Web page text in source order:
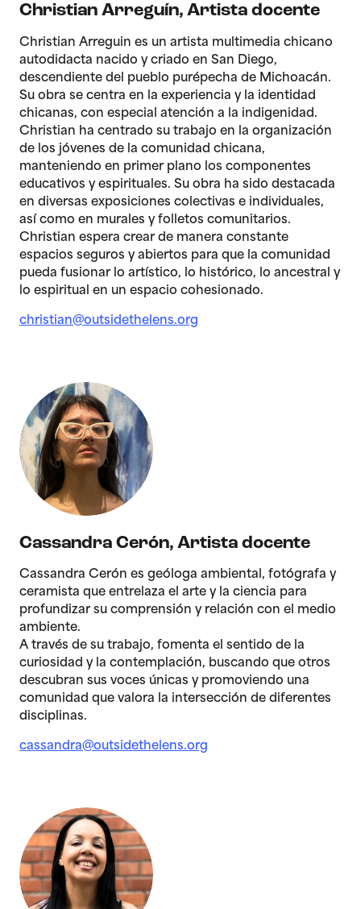
Christian Arreguín, Artista docente
Christian Arreguin es un artista multimedia chicano
autodidacta nacido y criado en San Diego,
descendiente del pueblo purépecha de Michoacán.
Su obra se centra en la experiencia y la identidad
chicanas, con especial atención a la indigenidad.
Christian ha centrado su trabajo en la organización
de los jóvenes de la comunidad chicana,
manteniendo en primer plano los componentes
educativos y espirituales. Su obra ha sido destacada
en diversas exposiciones colectivas e individuales,
así como en murales y folletos comunitarios.
Christian espera crear de manera constante
espacios seguros y abiertos para que la comunidad
pueda fusionar lo artístico, lo histórico, lo ancestral y
lo espiritual en un espacio cohesionado.
christian@outsidethelens.org
Cassandra Cerón, Artista docente
Cassandra Cerón es geóloga ambiental, fotógrafa y
ceramista que entrelaza el arte y la ciencia para
profundizar su comprensión y relación con el medio
ambiente.
A través de su trabajo, fomenta el sentido de la
curiosidad y la contemplación, buscando que otros
descubran sus voces únicas y promoviendo una
comunidad que valora la intersección de diferentes
disciplinas.
cassandra@outsidethelens.org